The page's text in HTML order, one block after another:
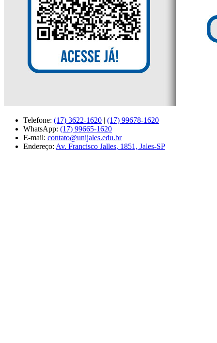
Telefone: (17) 3622-1620 | (17) 99678-1620
WhatsApp: (17) 99665-1620
E-mail: contato@unijales.edu.br
Endereço: Av. Francisco Jalles, 1851, Jales-SP